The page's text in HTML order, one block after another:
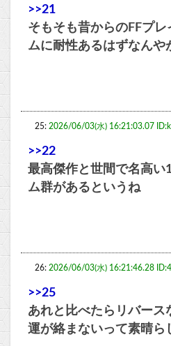
>>21
そもそも昔からのFFプ
ムに耐性あるはずなんや
25: 2026/06/03(水) 16:21:03.07
>>22
最高傑作と世間で名高い
ム群があるというね
26: 2026/06/03(水) 16:21:46.28
>>25
あれと比べたらリバース
運が絡まないって素晴ら